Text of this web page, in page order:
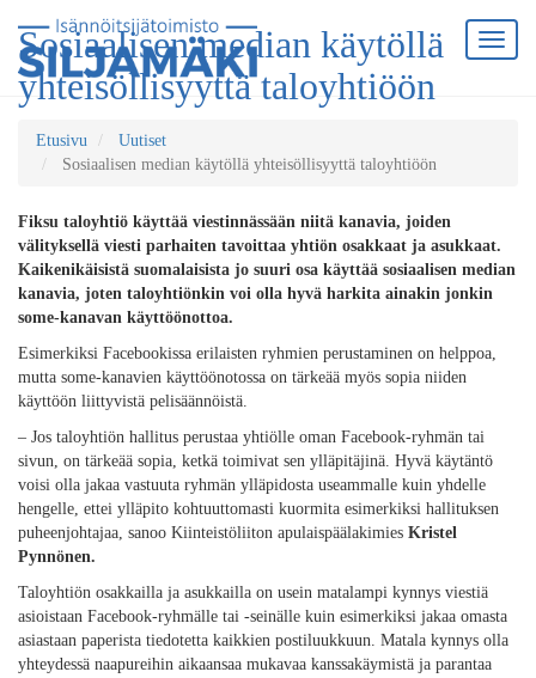
Sosiaalisen median käytöllä
yhteisöllisyyttä taloyhtiöön
Etusivu
Uutiset
Sosiaalisen median käytöllä yhteisöllisyyttä taloyhtiöön
Fiksu taloyhtiö käyttää viestinnässään niitä kanavia, joiden
välityksellä viesti parhaiten tavoittaa yhtiön osakkaat ja asukkaat.
Kaikenikäisistä suomalaisista jo suuri osa käyttää sosiaalisen median
kanavia, joten taloyhtiönkin voi olla hyvä harkita ainakin jonkin
some-kanavan käyttöönottoa.
Esimerkiksi Facebookissa erilaisten ryhmien perustaminen on helppoa,
mutta some-kanavien käyttöönotossa on tärkeää myös sopia niiden
käyttöön liittyvistä pelisäännöistä.
– Jos taloyhtiön hallitus perustaa yhtiölle oman Facebook-ryhmän tai
sivun, on tärkeää sopia, ketkä toimivat sen ylläpitäjinä. Hyvä käytäntö
voisi olla jakaa vastuuta ryhmän ylläpidosta useammalle kuin yhdelle
hengelle, ettei ylläpito kohtuuttomasti kuormita esimerkiksi hallituksen
puheenjohtajaa, sanoo Kiinteistöliiton apulaispäälakimies Kristel
Pynnönen.
Taloyhtiön osakkailla ja asukkailla on usein matalampi kynnys viestiä
asioistaan Facebook-ryhmälle tai -seinälle kuin esimerkiksi jakaa omasta
asiastaan paperista tiedotetta kaikkien postiluukkuun. Matala kynnys olla
yhteydessä naapureihin aikaansaa mukavaa kanssakäymistä ja parantaa